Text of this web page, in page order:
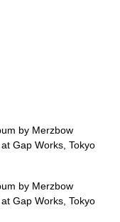
by Merzbow
Gap Works, Tokyo
by Merzbow
Gap Works, Tokyo